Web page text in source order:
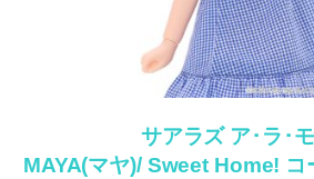
サアラズ ア･ラ･
MAYA(マヤ)/ Sweet Home! コ